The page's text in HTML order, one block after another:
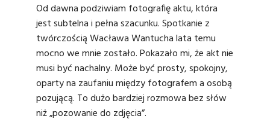
Od dawna podziwiam fotografię aktu, która
jest subtelna i pełna szacunku. Spotkanie z
twórczością Wacława Wantucha lata temu
mocno we mnie zostało. Pokazało mi, że akt nie
musi być nachalny. Może być prosty, spokojny,
oparty na zaufaniu między fotografem a osobą
pozującą. To dużo bardziej rozmowa bez słów
niż „pozowanie do zdjęcia”.